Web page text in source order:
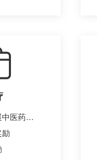
对在继承和发展中医药事业、中医医疗工作等中做出显著贡献的单位和个人奖励表彰（增加）